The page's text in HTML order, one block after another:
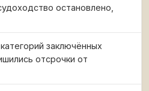
остановлено,
заключённых
отсрочки от